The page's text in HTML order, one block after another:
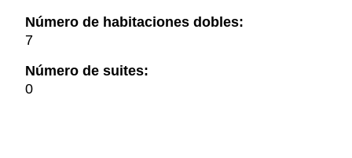
Número de habitaciones dobles:
7
Número de suites:
0